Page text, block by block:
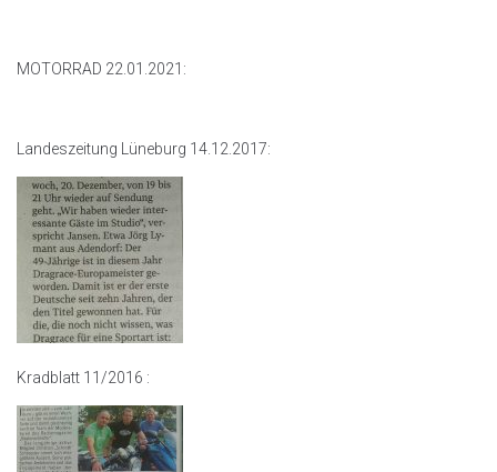
MOTORRAD 22.01.2021:
Landeszeitung Lüneburg 14.12.2017:
Kradblatt 11/2016 :